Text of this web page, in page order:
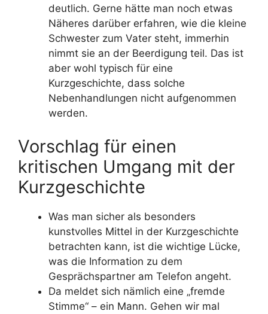
deutlich. Gerne hätte man noch etwas
Näheres darüber erfahren, wie die kleine
Schwester zum Vater steht, immerhin
nimmt sie an der Beerdigung teil. Das ist
aber wohl typisch für eine
Kurzgeschichte, dass solche
Nebenhandlungen nicht aufgenommen
werden.
Vorschlag für einen
kritischen Umgang mit der
Kurzgeschichte
Was man sicher als besonders
kunstvolles Mittel in der Kurzgeschichte
betrachten kann, ist die wichtige Lücke,
was die Information zu dem
Gesprächspartner am Telefon angeht.
Da meldet sich nämlich eine „fremde
Stimme“ – ein Mann. Gehen wir mal